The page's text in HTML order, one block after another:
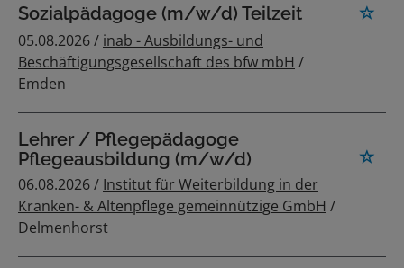
Sozialpädagoge (m/w/d) Teilzeit
05.08.2026 / inab - Ausbildungs- und
Beschäftigungsgesellschaft des bfw mbH /
Emden
Lehrer / Pflegepädagoge
Pflegeausbildung (m/w/d)
06.08.2026 / Institut für Weiterbildung in der
Kranken- & Altenpflege gemeinnützige GmbH /
Delmenhorst